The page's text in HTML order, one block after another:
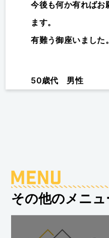
今後も何か有ればお
ます。
有難う御座いました。
50歳代 男性
その他のメニュ